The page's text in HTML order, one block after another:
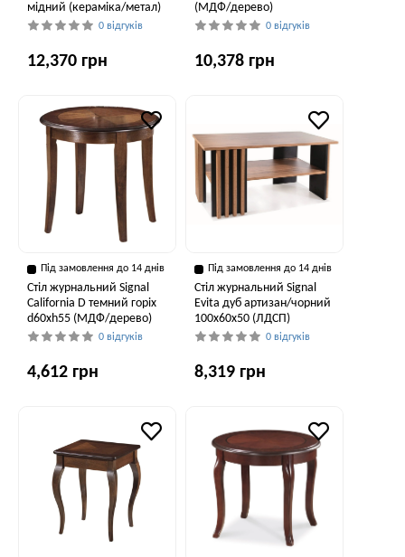
мідний (кераміка/метал)
0 відгуків
12,370 грн
(МДФ/дерево)
0 відгуків
10,378 грн
Під замовлення до 14 днів
Стіл журнальний Signal
California D темний горіх
d60хh55 (МДФ/дерево)
0 відгуків
4,612 грн
Під замовлення до 14 днів
Стіл журнальний Signal
Evita дуб артизан/чорний
100х60х50 (ЛДСП)
0 відгуків
8,319 грн